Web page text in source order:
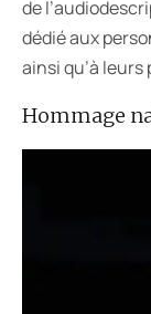
Hommage
de
dédié aux
ainsi qu’à leurs